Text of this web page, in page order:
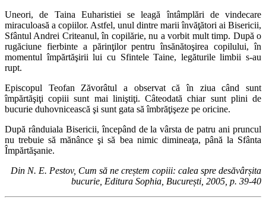
Uneori, de Taina Euharistiei se leagă întâmplări de vindecare
miraculoasă a copiilor. Astfel, unul dintre marii învăţători ai Bisericii,
Sfântul Andrei Criteanul, în copilărie, nu a vorbit mult timp. După o
rugăciune fierbinte a părinţilor pentru însănătoşirea copilului, în
momentul împărtăşirii lui cu Sfintele Taine, legăturile limbii s-au
rupt.
Episcopul Teofan Zăvorâtul a observat că în ziua când sunt
împărtăşiţi copiii sunt mai liniştiţi. Câteodată chiar sunt plini de
bucurie duhovnicească şi sunt gata să îmbrăţişeze pe oricine.
După rânduiala Bisericii, începând de la vârsta de patru ani pruncul
nu trebuie să mănânce şi să bea nimic dimineaţa, până la Sfânta
Împărtăşanie.
Din N. E. Pestov, Cum să ne creștem copiii: calea spre desăvârșita
bucurie, Editura Sophia, București, 2005, p. 39-40